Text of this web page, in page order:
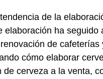
de la
elaboración ha
de
cómo elaborar
cerveza a la venta,